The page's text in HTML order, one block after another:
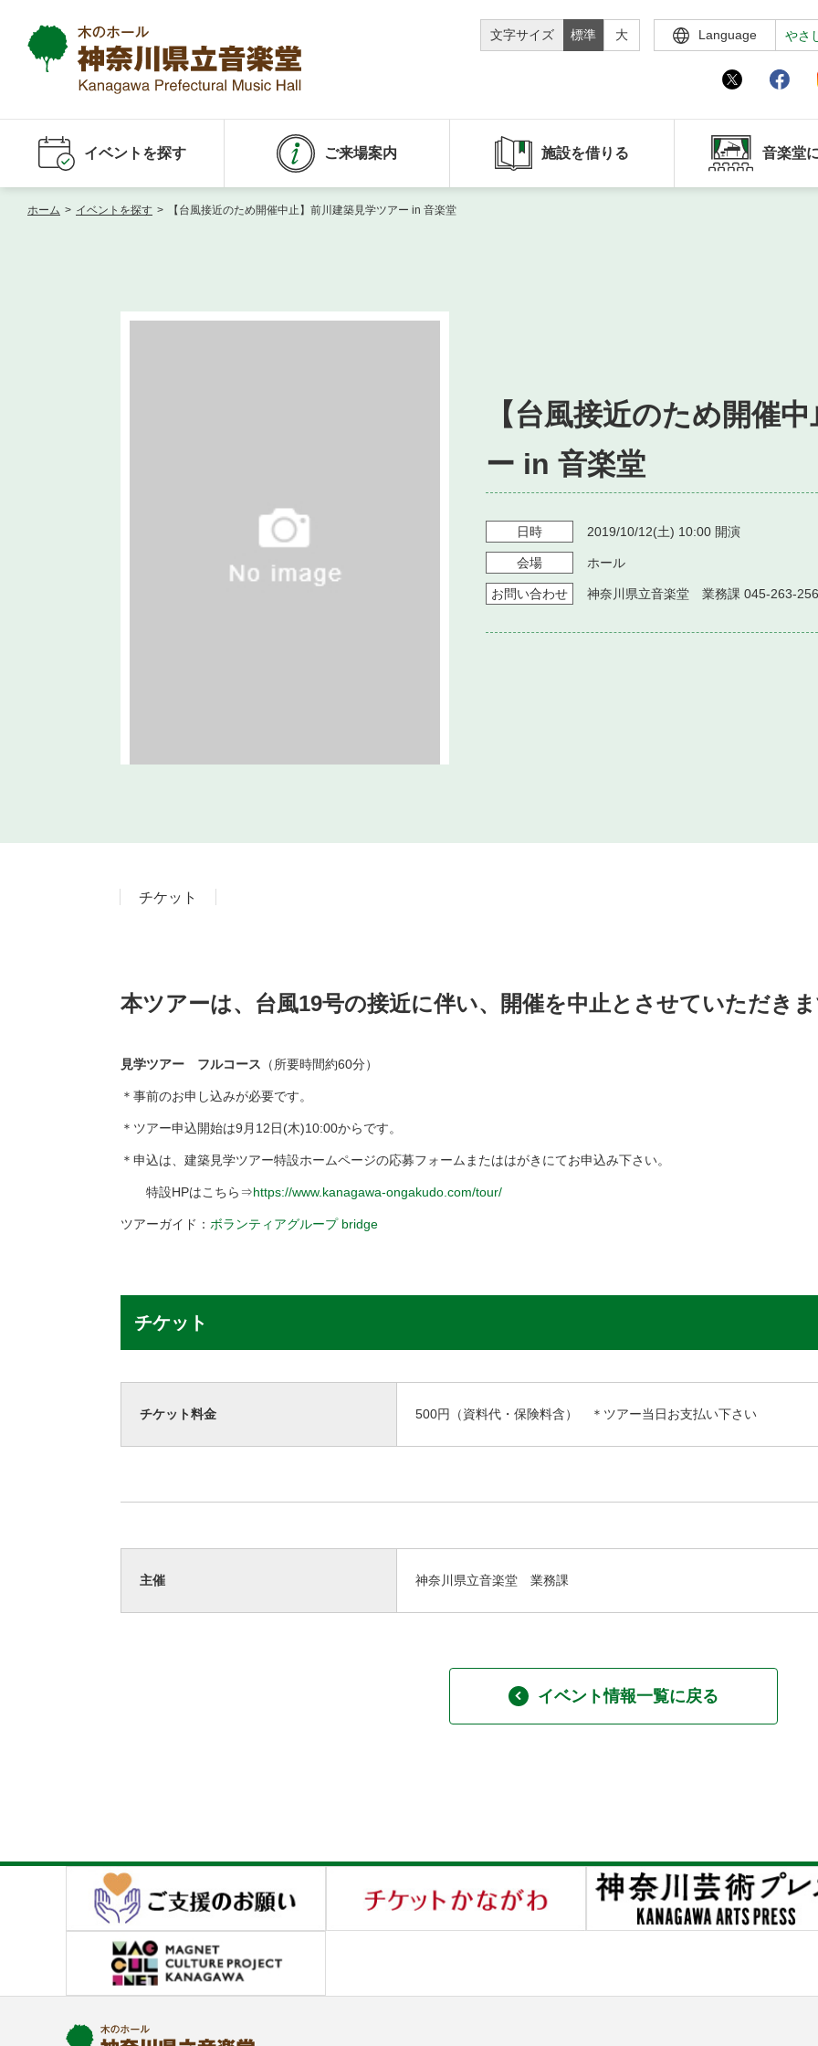
文字サイズ 標準 大 Language やさ
イベントを探す ご来場案内 施設を借りる 音楽堂
ホーム > イベントを探す > 【台風接近のため開催中止】前川建築見学ツアー in 音楽堂
【台風接近のため開催
ー in 音楽堂
日時 2019/10/12(土) 10:00 開演
会場 ホール
お問い合わせ 神奈川県立音楽堂 業務課 045-263-
チケット
本ツアーは、台風19号の接近に伴い、開催を中止とさせていただき
見学ツアー フルコース （所要時間約60分）
＊事前のお申し込みが必要です。
＊ツアー申込開始は9月12日(木)10:00からです。
＊申込は、建築見学ツアー特設ホームページの応募フォームまたははがきにてお申込み下さい。
特設HPはこちら⇒https://www.kanagawa-ongakudo.com/tour/
ツアーガイド： ボランティアグループ bridge
チケット
チケット料金 500円（資料代・保険料含） ＊ツアー当日お支払い下さい
主催 神奈川県立音楽堂 業務課
イベント情報一覧に戻る